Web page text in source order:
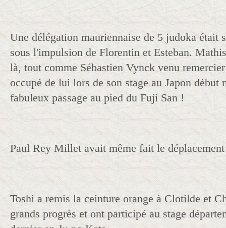
Une délégation mauriennaise de 5 judoka était
sous l'impulsion de Florentin et Esteban.
là, tout comme Sébastien Vynck venu
occupé de lui lors de son stage au Japon début
fabuleux passage au pied du Fuji San !
Paul Rey Millet avait même fait le
Toshi a remis la ceinture orange à Clotilde et
grands progrès et ont participé au stage